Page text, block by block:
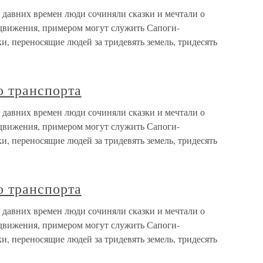
времен люди сочиняли сказки и мечтали о
примером могут служить Сапоги-
людей за тридевять земель, тридесять
транспорта
времен люди сочиняли сказки и мечтали о
примером могут служить Сапоги-
людей за тридевять земель, тридесять
транспорта
времен люди сочиняли сказки и мечтали о
примером могут служить Сапоги-
людей за тридевять земель, тридесять